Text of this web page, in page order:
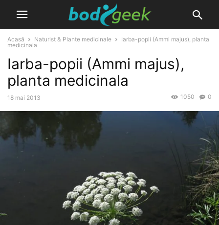
Acasă Naturist & Plante medicinale
Iarba-popii (Ammi majus), planta
medicinala
Iarba-popii (Ammi majus),
planta medicinala
18 mai 2013 0
1050